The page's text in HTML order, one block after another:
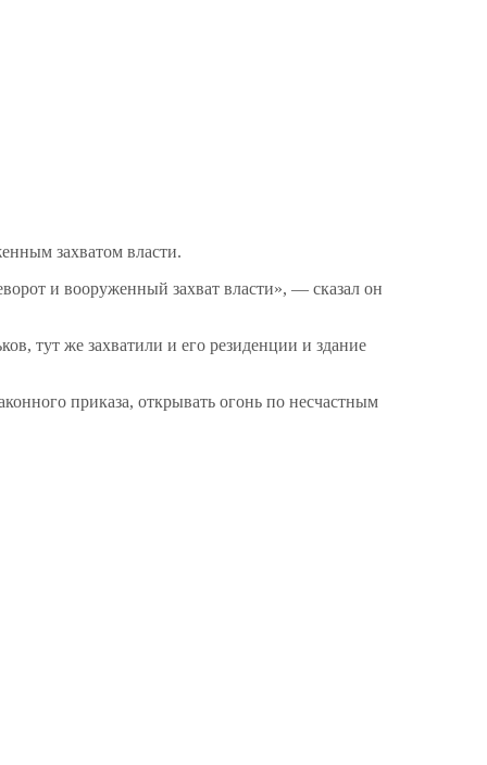
захватом власти.
и вооруженный захват власти», — сказал он
тут же захватили и его резиденции и здание
приказа, открывать огонь по несчастным